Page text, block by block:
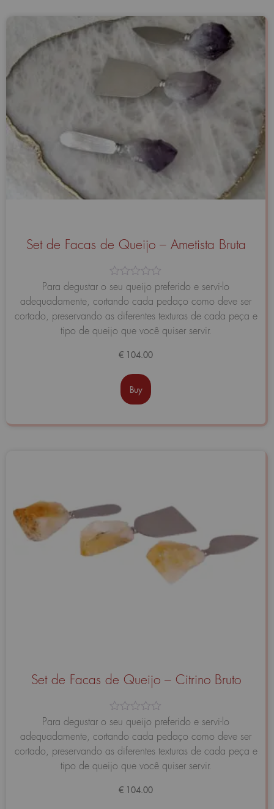
Set de Facas de Queijo – Ametista Bruta
Avaliação
de
5
Para degustar o seu queijo preferido e servi-lo
adequadamente, cortando cada pedaço como deve ser
cortado, preservando as diferentes texturas de cada peça e
tipo de queijo que você quiser servir.
€ 104.00
Buy
Set de Facas de Queijo – Citrino Bruto
Avaliação
de
5
Para degustar o seu queijo preferido e servi-lo
adequadamente, cortando cada pedaço como deve ser
cortado, preservando as diferentes texturas de cada peça e
tipo de queijo que você quiser servir.
€ 104.00